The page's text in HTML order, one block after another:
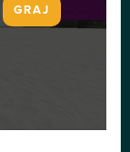
GRAJ